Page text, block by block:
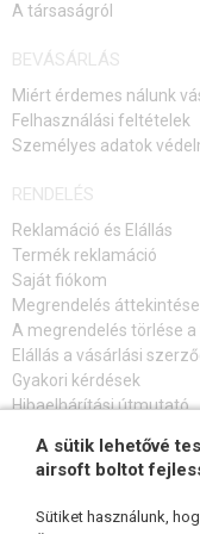
A társaságról
BEVÁSÁRLÁS
Miért érdemes nálunk
Felhasználási feltételek
Személyes adatok
RENDELÉS
Reklamáció és Elállás
Termék reklamáció
Saját fiókom
Megrendelés áttekintése
A megrendelés törlése a
Elállás a vásárlási
Gyakori kérdések
Hibaelhárítási útmutató
FELIRATKOZÁS
A sütik lehetővé
airsoft boltot
Sütiket használunk,